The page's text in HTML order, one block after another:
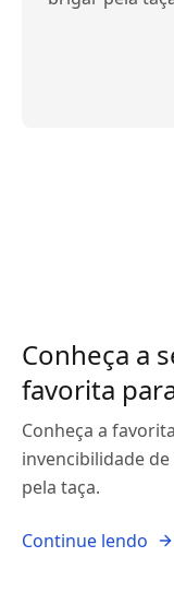
Conheça a
favorita
Conheça a
invencibilidade
pela taça.
Continue lendo